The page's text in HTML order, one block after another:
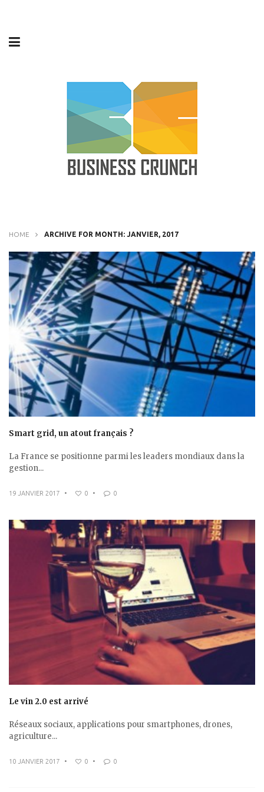
HOME ARCHIVE FOR MONTH: JANVIER, 2017
Smart grid, un atout français ?
La France se positionne parmi les leaders mondiaux dans la
gestion...
19 JANVIER 2017 • 0 • 0
Le vin 2.0 est arrivé
Réseaux sociaux, applications pour smartphones, drones,
agriculture...
10 JANVIER 2017 • 0 • 0